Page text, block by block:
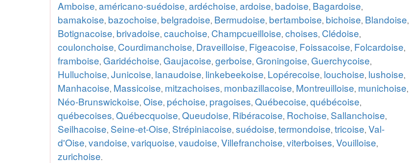
Amboise, américano-suédoise, ardéchoise, ardoise, badoise, Bagardoise,
bamakoise, bazochoise, belgradoise, Bermudoise, bertamboise, bichoise, Blandoise,
Botignacoise, brivadoise, cauchoise, Champcueilloise, choises, Clédoise,
coulonchoise, Courdimanchoise, Draveilloise, Figeacoise, Foissacoise, Folcardoise,
framboise, Garidéchoise, Gaujacoise, gerboise, Groningoise, Guerchycoise,
Hulluchoise, Junicoise, lanaudoise, linkebeekoise, Lopérecoise, louchoise, lushoise,
Manhacoise, Massicoise, mitzachoises, monbazillacoise, Montreuilloise, munichoise,
Néo-Brunswickoise, Oise, péchoise, pragoises, Québecoise, québécoise,
québecoises, Québecquoise, Queudoise, Ribéracoise, Rochoise, Sallanchoise,
Seilhacoise, Seine-et-Oise, Strépiniacoise, suédoise, termondoise, tricoise, Val-
d'Oise, vandoise, variquoise, vaudoise, Villefranchoise, viterboises, Vouilloise,
zurichoise.